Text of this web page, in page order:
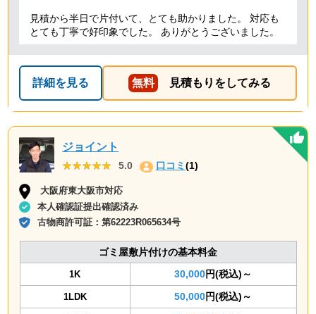
見積から半日で片付いて、とても助かりました。 対応も
とても丁寧で好印象でした。 ありがとうございました。
詳細を見る 無料 見積もりをしてみる
ジョイント
★★★★★
★★★★★ 5.0 口コミ(1)
大阪府東大阪市対応
本人確認証提出確認済み
古物商許可証：第62223R065634号
ゴミ屋敷片付けの基本料金
1K 30,000円(税込)～
1LDK 50,000円(税込)～